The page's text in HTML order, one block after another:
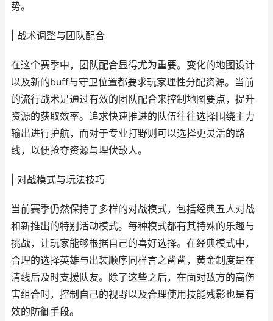
势。
| 战术调整与团队配合
在这个赛季中，团队配合显得尤为重要。变化的地图设计
以及新的buff与守卫位置都要求玩家理性分配资源。当前
的流行战术是通过有效的团队配合来控制地图要点，提升
资源的获取效率。追求快速推进的队伍往往选择围绕主力
输出进行护航，而对于专业打野则可以选择更灵活的路
线，以便抢夺资源与埋伏敌人。
| 对战模式与玩法技巧
当前赛季仍然保持了多样的对战模式，包括经典五人对战
和新推出的特别活动模式。每种模式都有其特殊的乐趣与
挑战，让玩家能够根据自己的喜好选择。在经典模式中，
合理的选择英雄与出装顺序同样言之凿凿，黄金制度是在
清线后及时支援队友。除了这些之后，在面对敌方的高伤
害组合时，控制自己的视野以及合理使用技能残影也是有
效的防御手段。